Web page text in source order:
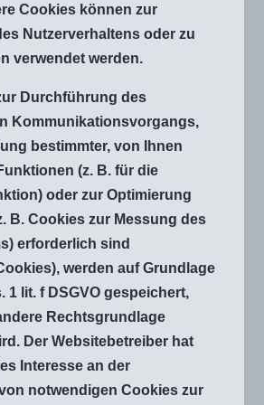
Cookies können zur
Nutzerverhaltens oder zu
verwendet werden.
Durchführung des
Kommunikationsvorgangs,
bestimmter, von Ihnen
(z. B. für die
oder zur Optimierung
B. Cookies zur Messung des
erforderlich sind
werden auf Grundlage
1 lit. f DSGVO gespeichert,
Rechtsgrundlage
Der Websitebetreiber hat
Interesse an der
notwendigen Cookies zur